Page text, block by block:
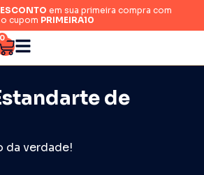
em sua primeira compra com
o cupom PRIMEIRA10
0
de
da verdade!